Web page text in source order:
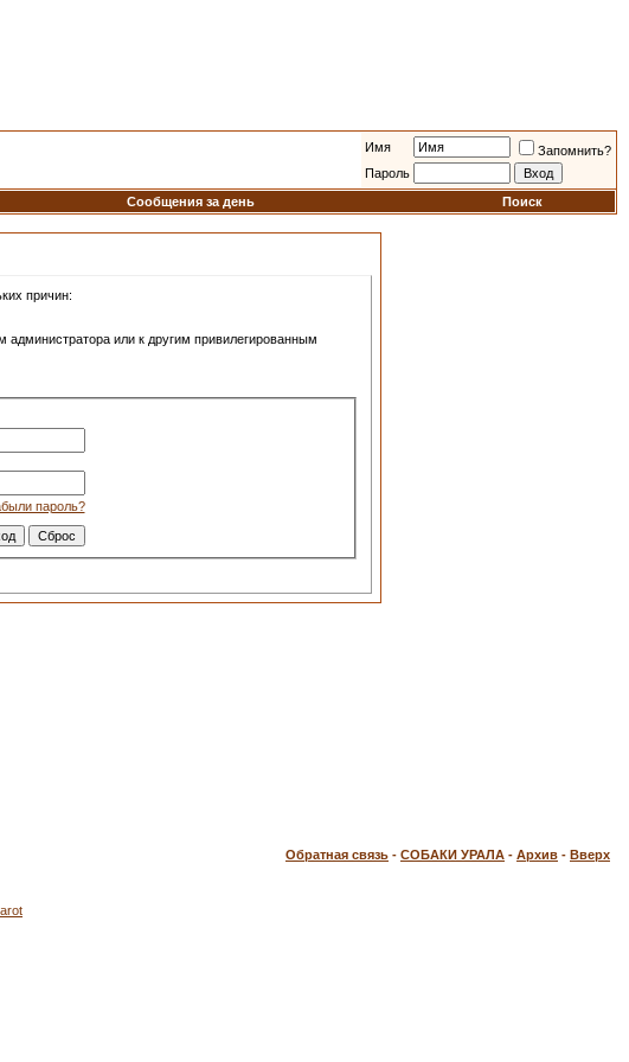
Имя
Запомнить?
Пароль
Сообщения за день Поиск
причин:
или к другим привилегированным
пароль?
Обратная связь - СОБАКИ УРАЛА - Архив - Вверх